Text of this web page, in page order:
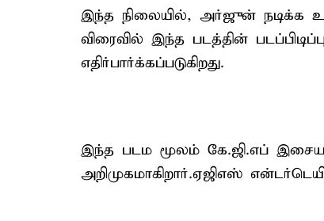
இந்த நிலையில், அர்ஜுன் நடிக்க
விரைவில் இந்த படத்தின்
எதிர்பார்க்கப்படுகிறது.
இந்த படம மூலம் கே.ஜி.எப்
அறிமுகமாகிறார்.ஏஜிஎஸ்